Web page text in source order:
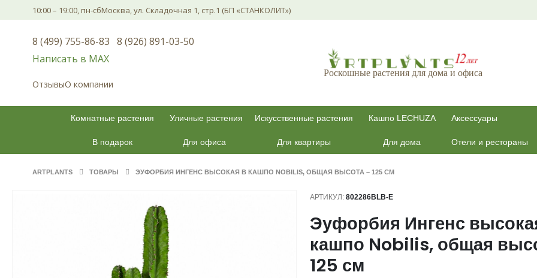
10:00 – 19:00, пн-сбМосква, ул. Складочная 1, стр.1 (БП «СТАНКОЛИТ»)
8 (499) 755-86-83 8 (926) 891-03-50
Написать в МАХ
ОтзывыО компании
Роскошные растения для дома и офиса
Комнатные растения Уличные растения Искусственные растения Кашпо LECHUZA Аксессуары
В подарок Для офиса Для квартиры Для дома Отели и рестораны
ARTPLANTS ТОВАРЫ ЭУФОРБИЯ ИНГЕНС ВЫСОКАЯ В КАШПО NOBILIS, ОБЩАЯ ВЫСОТА – 125 СМ
АРТИКУЛ: 802286BLB-E
Эуфорбия Ингенс
кашпо Nobilis, общая
125 см